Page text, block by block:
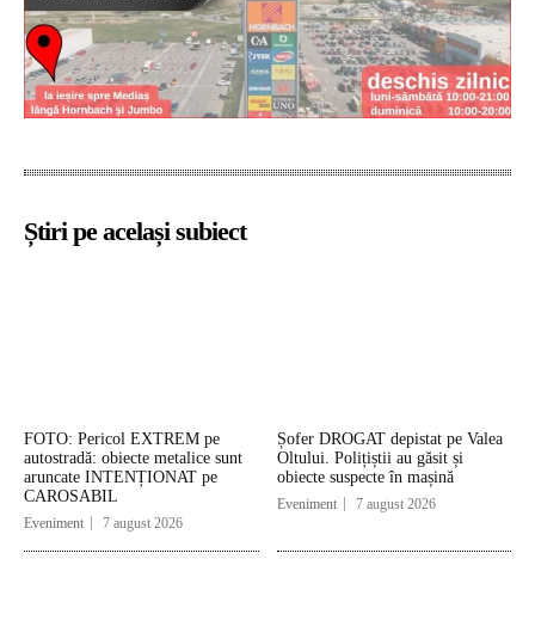
Știri pe același subiect
FOTO: Pericol EXTREM pe
autostradă: obiecte metalice sunt
aruncate INTENȚIONAT pe
CAROSABIL
Eveniment 7 august 2026
Șofer DROGAT depistat pe Valea
Oltului. Polițiștii au găsit și
obiecte suspecte în mașină
Eveniment 7 august 2026